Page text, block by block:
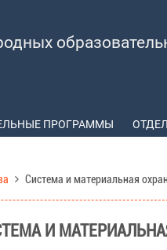
ПРОГРАММЫ
Система и материальная
И